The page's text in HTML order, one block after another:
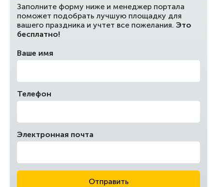
Заполните форму ниже и менеджер портала
поможет подобрать лучшую площадку для
вашего праздника и учтет все пожелания. Это
бесплатно!
Ваше имя
Телефон
Электронная почта
Отправить